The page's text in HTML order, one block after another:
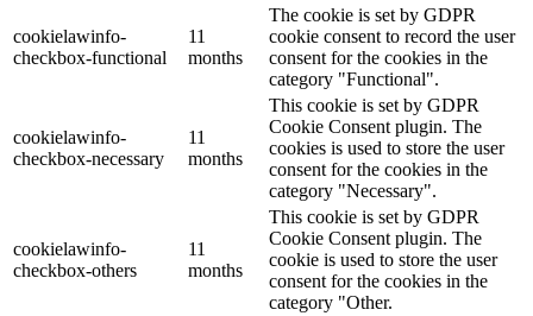
cookielawinfo-
checkbox-functional
11
months
The cookie is set by GDPR
cookie consent to record the user
consent for the cookies in the
category "Functional".
cookielawinfo-
checkbox-necessary
11
months
This cookie is set by GDPR
Cookie Consent plugin. The
cookies is used to store the user
consent for the cookies in the
category "Necessary".
cookielawinfo-
checkbox-others
11
months
This cookie is set by GDPR
Cookie Consent plugin. The
cookie is used to store the user
consent for the cookies in the
category "Other.